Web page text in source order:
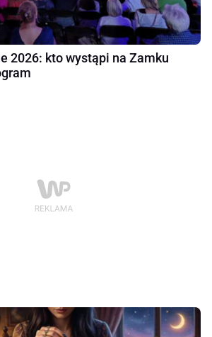
2026: kto wystąpi na Zamku